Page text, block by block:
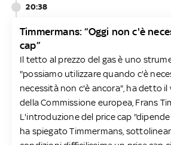
20:38
Timmermans: “Oggi non c'è
cap”
Il tetto al prezzo del gas è uno
"possiamo utilizzare quando c'è
necessità non c'è ancora", ha detto il
della Commissione europea, Frans
L'introduzione del price cap
ha spiegato Timmermans,